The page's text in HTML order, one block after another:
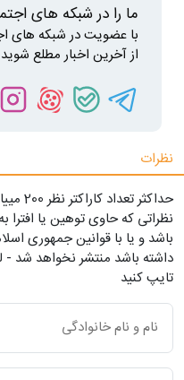
ما را در شبکه های
با عضویت در شبکه های
از آخرین اخبار مطلع شوید
نظرات
حداکثر تعداد کاراکتر نظر 200 ميياشد
نظراتی که حاوی توهین یا
باشد و یا با قوانین جمهوری
داشته باشد منتشر نخواهد شد -
تایپ کنید